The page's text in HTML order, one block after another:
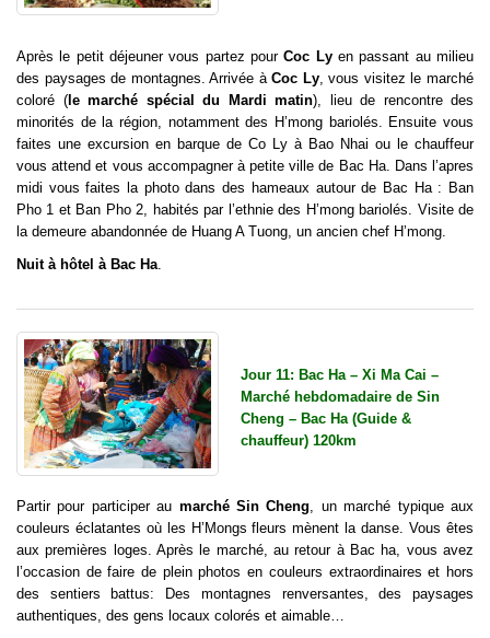
Après le petit déjeuner vous partez pourCoc Lyen passant au milieu
des paysages de montagnes. Arrivée àCoc Ly, vous visitez le marché
coloré (le marché spécial du Mardi matin), lieu de rencontre des
minorités de la région, notamment des H’mong bariolés. Ensuite vous
faites une excursion en barque de Co Ly à Bao Nhai ou le chauffeur
vous attend et vous accompagner à petite ville de Bac Ha. Dans l’apres
midi vous faites la photo dans des hameaux autour de Bac Ha : Ban
Pho 1 et Ban Pho 2, habités par l’ethnie des H’mong bariolés. Visite de
la demeure abandonnée de Huang A Tuong, un ancien chef H’mong.
Nuit à hôtel à Bac Ha
Jour 11: Bac Ha – Xi Ma Cai –
Marché hebdomadaire de Sin
Cheng – Bac Ha (Guide &
chauffeur) 120km
Partir pour participer au marché Sin Cheng , un marché typique aux
couleurs éclatantes où les H’Mongs fleurs mènent la danse. Vous êtes
aux premières loges. Après le marché, au retour à Bac ha, vous avez
l’occasion de faire de plein photos en couleurs extraordinaires et hors
des sentiers battus: Des montagnes renversantes, des paysages
authentiques, des gens locaux colorés et aimable…